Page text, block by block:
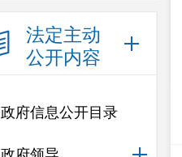
法定主动
公开内容
政府信息公开目录